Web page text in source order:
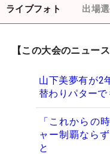
ライブフォト 出場
【この大会のニュース
山下美夢有が2
替わりパターで
「これからの
ャー制覇なら
と